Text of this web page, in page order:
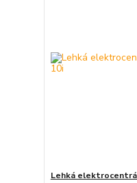
Lehká